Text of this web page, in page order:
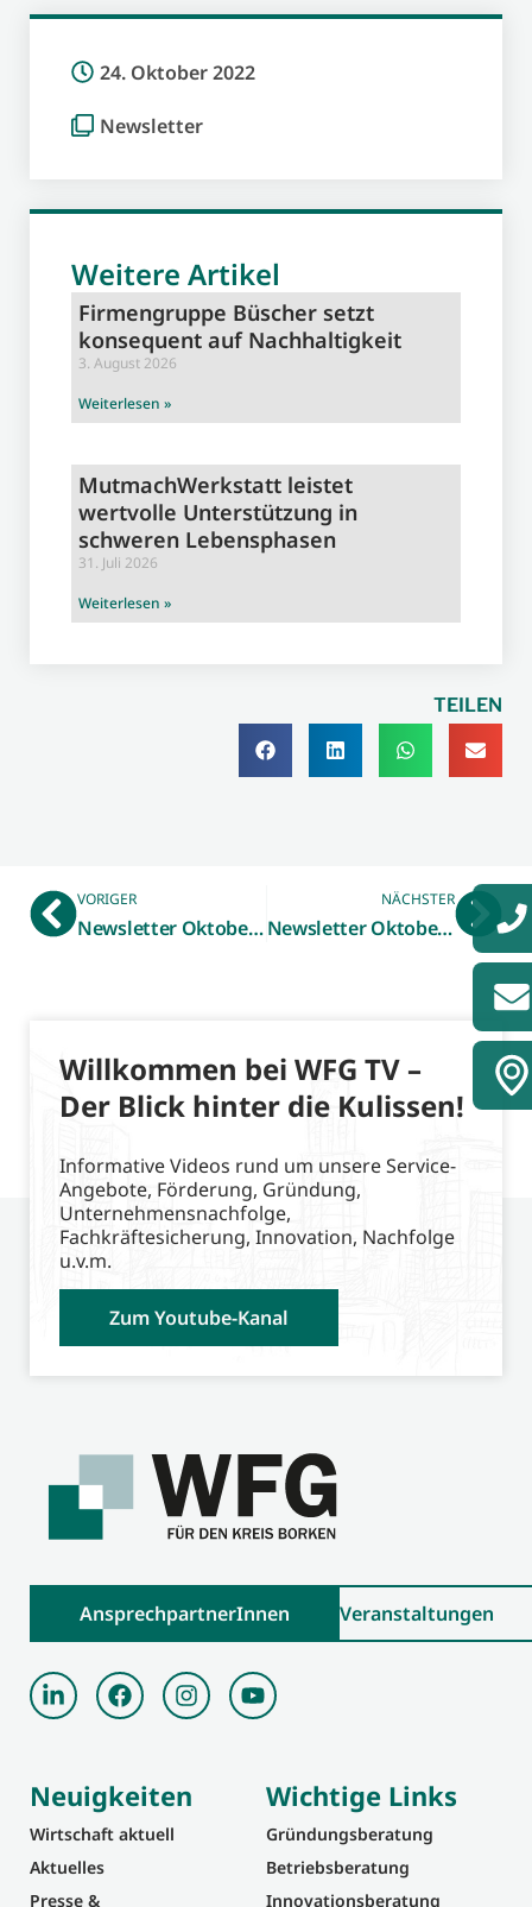
24. Oktober 2022
Newsletter
Weitere Artikel
Firmengruppe Büscher setzt
konsequent auf Nachhaltigkeit
3. August 2026
Weiterlesen »
MutmachWerkstatt leistet
wertvolle Unterstützung in
schweren Lebensphasen
31. Juli 2026
Weiterlesen »
TEILEN
VORIGER
Newsletter Oktober 2022 – Tobias Bürger verstärkt Digitalisierung
NÄCHSTER
Newsletter Oktober 2022 – WFG.TV stellt HandwerkMobil vor
Willkommen bei WFG TV –
Der Blick hinter die Kulissen!
Informative Videos rund um unsere Service-
Angebote, Förderung, Gründung,
Unternehmensnachfolge,
Fachkräftesicherung, Innovation, Nachfolge
u.v.m.
Zum Youtube-Kanal
AnsprechpartnerInnen Veranstaltungen
Neuigkeiten
Wirtschaft aktuell
Aktuelles
Presse &
Wichtige Links
Gründungsberatung
Betriebsberatung
Innovationsberatung